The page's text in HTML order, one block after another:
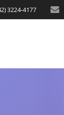
3224-4177